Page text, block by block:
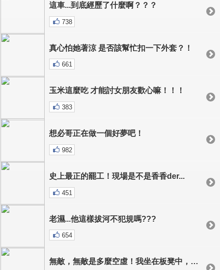
這車...到底經歷了什麼啊？？？
738
真心怕她著涼 是否該幫忙扣一下外套？！
661
玉米這麼吃 才能討女朋友歡心嘛！！！
383
想必哥正在做一個好夢吧！
982
史上最正的罷工！現場是不是香香der...
451
老濕...他這樣拔河不犯規嗎???
654
無敵，無敵是多麼空虛！我坐在板凳中，寒風不斷的吹過！